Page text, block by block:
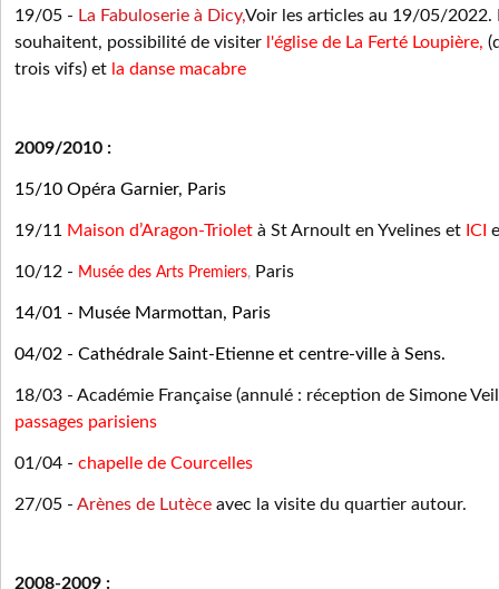
19/05 - La Fabuloserie à Dicy,Voir les articles au 19/05/2022.
souhaitent, possibilité de visiter l'église de La Ferté Loupière,
trois vifs) et la danse macabre
2009/2010 :
15/10 Opéra Garnier, Paris
19/11 Maison d’Aragon-Triolet à St Arnoult en Yvelines et ICI
10/12 - Musée des Arts Premiers, Paris
14/01 - Musée Marmottan, Paris
04/02 - Cathédrale Saint-Etienne et centre-ville à Sens.
18/03 - Académie Française (annulé : réception de Simone
passages parisiens
01/04 - chapelle de Courcelles
27/05 - Arènes de Lutèce avec la visite du quartier autour.
2008-2009 :